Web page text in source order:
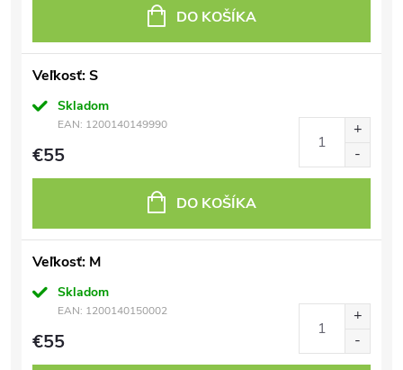
DO KOŠÍKA
Veľkosť: S
Skladom
EAN: 1200140149990
€55
DO KOŠÍKA
Veľkosť: M
Skladom
EAN: 1200140150002
€55